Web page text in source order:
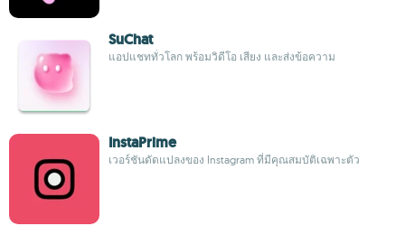
SuChat
แอปแชททั่วโลก พร้อมวิดีโอ เสียง และส่งข้อความ
InstaPrime
เวอร์ชันดัดแปลงของ Instagram ที่มีคุณสมบัติเฉพาะตัว